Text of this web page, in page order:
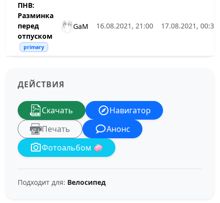
ПНВ:
Разминка
перед
отпуском
primary
GaM 16.08.2021, 21:00 17.08.2021, 00:30
ДЕЙСТВИЯ
Скачать
Навигатор
Печать
Анонс
Фотоальбом 🧼
Подходит для: Велосипед